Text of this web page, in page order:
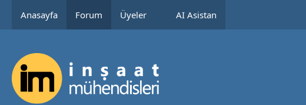
Anasayfa Forum Üyeler AI Asistan